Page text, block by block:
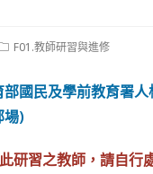
F01.教師研習與進修
國民及學前教育署
場)
研習之教師，請自行